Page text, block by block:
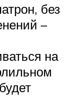
без
–
на